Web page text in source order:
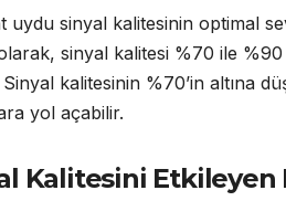
uydu sinyal kalitesinin optimal
sinyal kalitesi %70 ile %90
kalitesinin %70’in altına
yol açabilir.
Kalitesini Etkileyen